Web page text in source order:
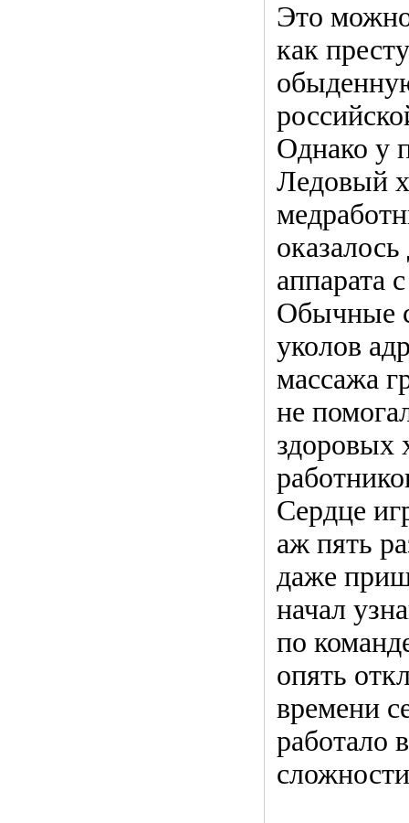
Это
как
Однако у
Ледовый
аппарата
Обычные
уколов
массажа
не
здоровых
Сердце
аж пять
даже
начал
по
опять
времени
работало